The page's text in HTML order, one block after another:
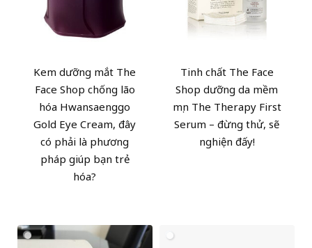
Kem dưỡng mắt The
Face Shop chống lão
hóa Hwansaenggo
Gold Eye Cream, đây
có phải là phương
pháp giúp bạn trẻ
hóa?
Tinh chất The Face
Shop dưỡng da mềm
mịn The Therapy First
Serum – đừng thử, sẽ
nghiện đấy!